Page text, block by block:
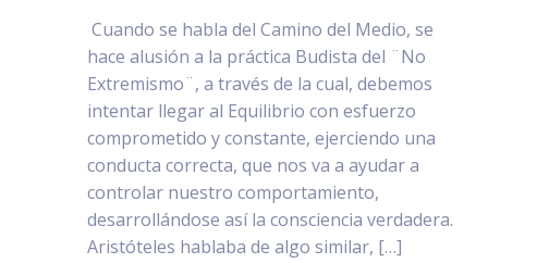
Cuando se habla del Camino del Medio, se
hace alusión a la práctica Budista del ¨No
Extremismo¨, a través de la cual, debemos
intentar llegar al Equilibrio con esfuerzo
comprometido y constante, ejerciendo una
conducta correcta, que nos va a ayudar a
controlar nuestro comportamiento,
desarrollándose así la consciencia verdadera.
Aristóteles hablaba de algo similar, […]